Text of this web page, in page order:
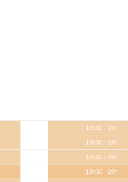
13h30 - 19h
13h30 - 19h
13h30 - 19h
13h30 - 19h